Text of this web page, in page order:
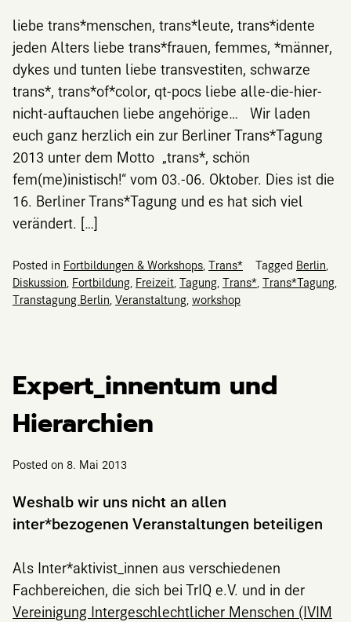
liebe trans*menschen, trans*leute, trans*idente
jeden Alters liebe trans*frauen, femmes, *männer,
dykes und tunten liebe transvestiten, schwarze
trans*, trans*of*color, qt-pocs liebe alle-die-hier-
nicht-auftauchen liebe angehörige… Wir laden
euch ganz herzlich ein zur Berliner Trans*Tagung
2013 unter dem Motto „trans*, schön
fem(me)inistisch!“ vom 03.-06. Oktober. Dies ist die
16. Berliner Trans*Tagung und es hat sich viel
verändert. […]
Posted in Fortbildungen & Workshops, Trans* Tagged Berlin,
Diskussion, Fortbildung, Freizeit, Tagung, Trans*, Trans*Tagung,
Transtagung Berlin, Veranstaltung, workshop
Expert_innentum und
Hierarchien
Posted on 8. Mai 2013
Weshalb wir uns nicht an allen
inter*bezogenen Veranstaltungen beteiligen
Als Inter*aktivist_innen aus verschiedenen
Fachbereichen, die sich bei TrIQ e.V. und in der
Vereinigung Intergeschlechtlicher Menschen (IVIM